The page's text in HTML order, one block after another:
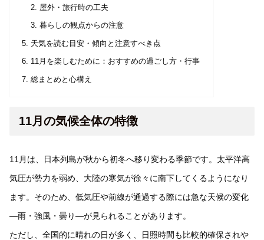
屋外・旅行時の工夫
暮らしの観点からの注意
天気を読む目安・傾向と注意すべき点
11月を楽しむために：おすすめの過ごし方・行事
総まとめと心構え
11月の気候全体の特徴
11月は、日本列島が秋から初冬へ移り変わる季節です。太平洋高
気圧が勢力を弱め、大陸の寒気が徐々に南下してくるようになり
ます。そのため、低気圧や前線が通過する際には急な天候の変化
—雨・強風・曇り—が見られることがあります。
ただし、全国的に晴れの日が多く、日照時間も比較的確保されや